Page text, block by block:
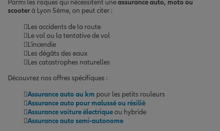
Parmi les risques qui nécessitent uneassurance auto, moto ou
scooterà Lyon 5ème, on peut citer :
Les accidents de la route
Le vol ou la tentative de vol
L'incendie
Les dégâts des eaux
Les catastrophes naturelles
Découvrez nos offres spécifiques :
Assurance auto au km pour les petits rouleurs
Assurance auto pour malussé ou résilié
Assurance voiture électriqueou hybride
Assurance auto semi-autonome